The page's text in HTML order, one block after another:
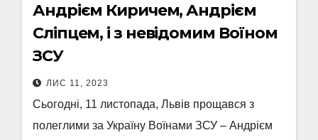
Андрієм Киричем, Андрієм
Сліпцем, і з невідомим Воїном
ЗСУ
ЛИС 11, 2023
Сьогодні, 11 листопада, Львів прощався з
полеглими за Україну Воїнами ЗСУ – Андрієм